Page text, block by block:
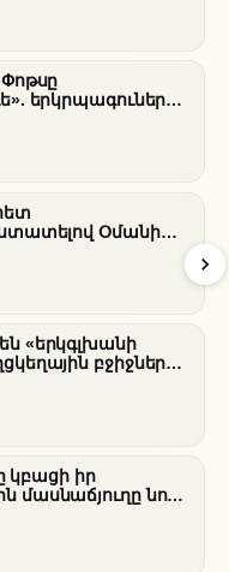
երկրպագուների
ռազմավարությունը
Օմանի
Հորմուզի
«երկգլխանի
բջիջները
կբացի իր
մասնաճյուղը նոր